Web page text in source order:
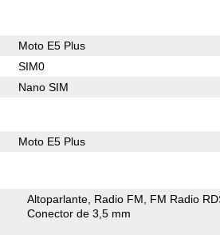
Moto E5 Plus
SIM0
Nano SIM
Moto E5 Plus
Altoparlante Radio FM
FM Radio
Conector de 3,5 mm